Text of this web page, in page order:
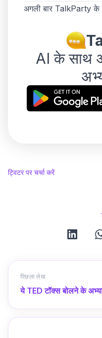
अगली बार TalkParty के
AI के साथ
ट्विटर पर चर्चा करें
linkedin
पिछला लेख
ये TED टॉक्स बोलने के